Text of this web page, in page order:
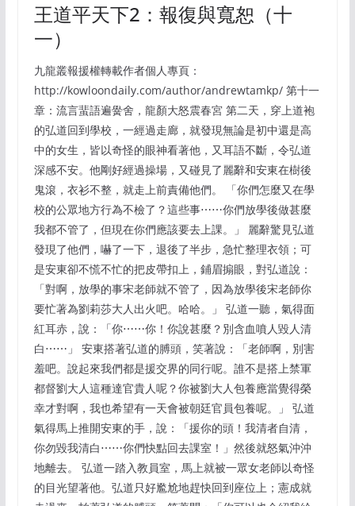
王道平天下2：報復與寬恕（十
一）
九龍叢報援權轉載作者個人專頁：
http://kowloondaily.com/author/andrewtamkp/ 第十一
章：流言蜚語遍黌舍，龍顏大怒震春宮 第二天，穿上道袍
的弘道回到學校，一經過走廊，就發現無論是初中還是高
中的女生，皆以奇怪的眼神看著他，又耳語不斷，令弘道
深感不安。他剛好經過操場，又碰見了麗辭和安東在樹後
鬼滾，衣衫不整，就走上前責備他們。 「你們怎麼又在學
校的公眾地方行為不檢了？這些事⋯⋯你們放學後做甚麼
我都不管了，但現在你們應該要去上課。」 麗辭驚見弘道
發現了他們，嚇了一下，退後了半步，急忙整理衣領；可
是安東卻不慌不忙的把皮帶扣上，鋪眉搧眼，對弘道說：
「對啊，放學的事宋老師就不管了，因為放學後宋老師你
要忙著為劉莉莎大人出火吧。哈哈。」 弘道一聽，氣得面
紅耳赤，說：「你⋯⋯你！你說甚麼？別含血噴人毀人清
白⋯⋯」 安東搭著弘道的膊頭，笑著說：「老師啊，別害
羞吧。說起來我們都是援交界的同行呢。誰不是搭上禁軍
都督劉大人這種達官貴人呢？你被劉大人包養應當覺得榮
幸才對啊，我也希望有一天會被朝廷官員包養呢。」 弘道
氣得馬上推開安東的手，說：「援你的頭！我清者自清，
你勿毀我清白⋯⋯你們快點回去課室！」然後就怒氣沖沖
地離去。 弘道一踏入教員室，馬上就被一眾女老師以奇怪
的目光望著他。弘道只好尷尬地趕快回到座位上；憲成就